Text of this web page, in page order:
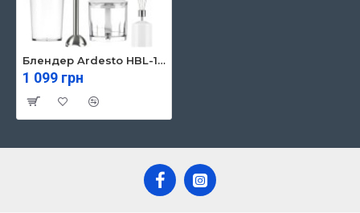
Блендер Ardesto HBL-1430
1 099 грн